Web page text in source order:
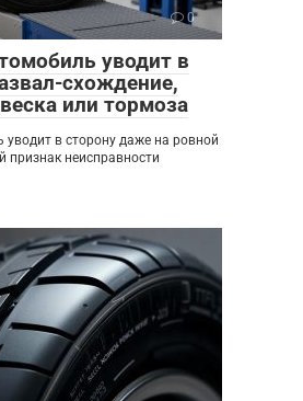
0
уводит в
схождение,
или тормоза
уводит в сторону даже на ровной
признак неисправности